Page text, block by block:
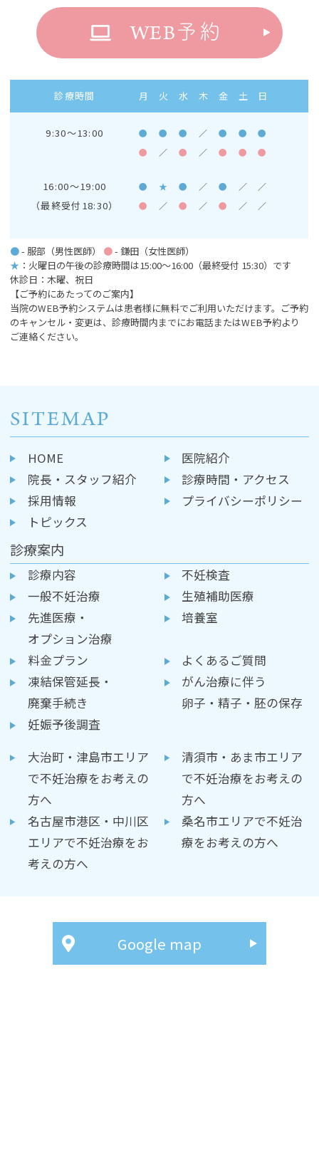
WEB予約
診療時間 月 火 水 木 金 土 日
9:30～13:00 ● ● ● ／ ● ●
●
●
／ ● ／ ● ● ●
16:00～19:00 ● ★ ● ／ ● ／ ／
（最終受付18:30） ● ／ ● ／ ● ／ ／
●- 服部（男性医師） ●- 鎌田（女性医師）
★ ：火曜日の午後の診療時間は15:00～16:00 （最終受付 15:30）です
休診日：木曜、祝日
【ご予約にあたってのご案内】
当院のWEB予約システムは患者様に無料でご利用いただけます。ご予約
のキャンセル・変更は、診療時間内までにお電話またはWEB予約より
ご連絡ください。
SITEMAP
HOME
医院紹介
院長・スタッフ紹介
診療時間・アクセス
採用情報
プライバシーポリシー
トピックス
診療案内
診療内容
不妊検査
一般不妊治療
生殖補助医療
先進医療・
オプション治療
培養室
料金プラン
よくあるご質問
凍結保管延長・
廃棄手続き
がん治療に伴う
卵子・精子・胚の保存
妊娠予後調査
大治町・津島市エリア
で不妊治療をお考えの
方へ
清須市・あま市エリア
で不妊治療をお考えの
方へ
名古屋市港区・中川区
エリアで不妊治療をお
考えの方へ
桑名市エリアで不妊治
療をお考えの方へ
Google map